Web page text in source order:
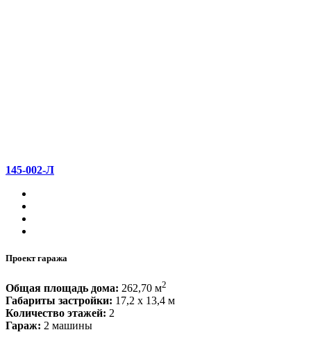
145-002-Л
Проект гаража
Общая площадь дома: 262,70 м2
Габариты застройки: 17,2 x 13,4 м
Количество этажей: 2
Гараж: 2 машины